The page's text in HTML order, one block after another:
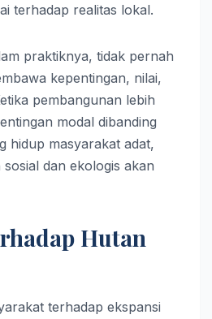
terhadap realitas lokal.
praktiknya, tidak pernah
kepentingan, nilai,
pembangunan lebih
modal dibanding
hidup masyarakat adat,
dan ekologis akan
Hutan
terhadap ekspansi